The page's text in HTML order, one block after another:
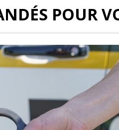
POUR